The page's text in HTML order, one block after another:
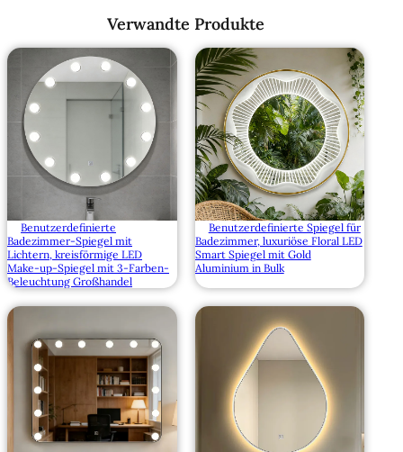
Verwandte Produkte
Benutzerdefinierte
Badezimmer-Spiegel mit
Lichtern, kreisförmige LED
Make-up-Spiegel mit 3-Farben-
Beleuchtung Großhandel
Benutzerdefinierte Spiegel für
Badezimmer, luxuriöse Floral LED
Smart Spiegel mit Gold
Aluminium in Bulk